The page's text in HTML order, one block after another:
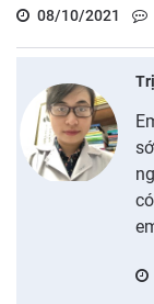
08/10/2021